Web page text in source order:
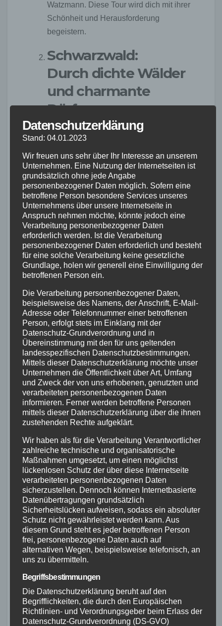
Watzmann. Diese Tour wird dich mit ihrer
Schönheit und Herausforderung
begeistern.
Schwarzwald:
Durch dichte Wälder
und charmante
Dörfer
Der Schwarzwald bietet eine reizvolle
Beginne deine Reise in Freiburg und
folge den gut markierten Wegen durch
dichte Wälder, entlang von rauschenden
Bächen und vorbei an malerischen
Fachwerkhäusern. Erkunde den Titisee
und genieße die idyllische Atmosphäre in
den charmanten Dörfern entlang der
Strecke.
Harz: Eine Reise durch
Deutschlands
nördlichstes
Mittelgebirge
Mache dich auf den Weg in den Harz und
erkunde die faszinierende Landschaft
dieses Mittelgebirges. Starte deine Tour in
Wernigerode und fahre entlang der
historischen Strecke des Harzer
Hexenstiegs. Tauche ein in die wilde
Natur des Nationalparks Harz, bewundere
die imposante Brockenbahn und
entdecke die vielen Sehenswürdigkeiten
entlang der Route.
Tour Beschreibung
Bayerische
Alpen
Erkunde die majestätische
Zugspitze und die
malerischen Bergseen des
Schwarzwald
Fahre durch dichte Wälder,
entlang von rauschenden
Bächen und charmanten
Datenschutzerklärung
Stand: 04.01.2023
Wir freuen uns sehr über Ihr Interesse an unserem
Unternehmen. Eine Nutzung der Internetseiten ist
grundsätzlich ohne jede Angabe
personenbezogener Daten möglich. Sofern eine
betroffene Person besondere Services unseres
Unternehmens über unsere Internetseite in
Anspruch nehmen möchte, könnte jedoch eine
Verarbeitung personenbezogener Daten
erforderlich werden. Ist die Verarbeitung
personenbezogener Daten erforderlich und besteht
für eine solche Verarbeitung keine gesetzliche
Grundlage, holen wir generell eine Einwilligung der
betroffenen Person ein.
Die Verarbeitung personenbezogener Daten,
beispielsweise des Namens, der Anschrift, E-Mail-
Adresse oder Telefonnummer einer betroffenen
Person, erfolgt stets im Einklang mit der
Datenschutz-Grundverordnung und in
Übereinstimmung mit den für uns geltenden
landesspezifischen Datenschutzbestimmungen.
Mittels dieser Datenschutzerklärung möchte unser
Unternehmen die Öffentlichkeit über Art, Umfang
und Zweck der von uns erhobenen, genutzten und
verarbeiteten personenbezogenen Daten
informieren. Ferner werden betroffene Personen
mittels dieser Datenschutzerklärung über die ihnen
zustehenden Rechte aufgeklärt.
Wir haben als für die Verarbeitung Verantwortlicher
zahlreiche technische und organisatorische
Maßnahmen umgesetzt, um einen möglichst
lückenlosen Schutz der über diese Internetseite
verarbeiteten personenbezogenen Daten
sicherzustellen. Dennoch können Internetbasierte
Datenübertragungen grundsätzlich
Sicherheitslücken aufweisen, sodass ein absoluter
Schutz nicht gewährleistet werden kann. Aus
diesem Grund steht es jeder betroffenen Person
frei, personenbezogene Daten auch auf
alternativen Wegen, beispielsweise telefonisch, an
uns zu übermitteln.
Begriffsbestimmungen
Die Datenschutzerklärung beruht auf den
Begrifflichkeiten, die durch den Europäischen
Richtlinien- und Verordnungsgeber beim Erlass der
Datenschutz-Grundverordnung (DS-GVO)